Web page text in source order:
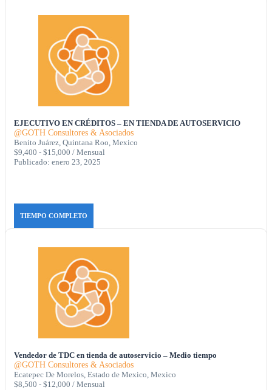
EJECUTIVO EN CRÉDITOS – EN TIENDA DE AUTOSERVICIO
@GOTH Consultores & Asociados
Benito Juárez, Quintana Roo, Mexico
$9,400 - $15,000 / Mensual
Publicado: enero 23, 2025
TIEMPO COMPLETO
Vendedor de TDC en tienda de autoservicio – Medio tiempo
@GOTH Consultores & Asociados
Ecatepec De Morelos, Estado de Mexico, Mexico
$8,500 - $12,000 / Mensual